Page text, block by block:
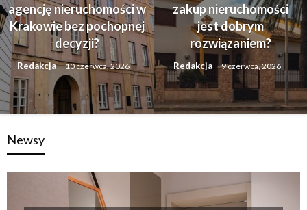
agencję nieruchomości w
Krakowie bez pochopnej
decyzji?
Redakcja 10 czerwca, 2026
zakup nieruchomości
jest dobrym
rozwiązaniem?
Redakcja 9 czerwca, 2026
Newsy